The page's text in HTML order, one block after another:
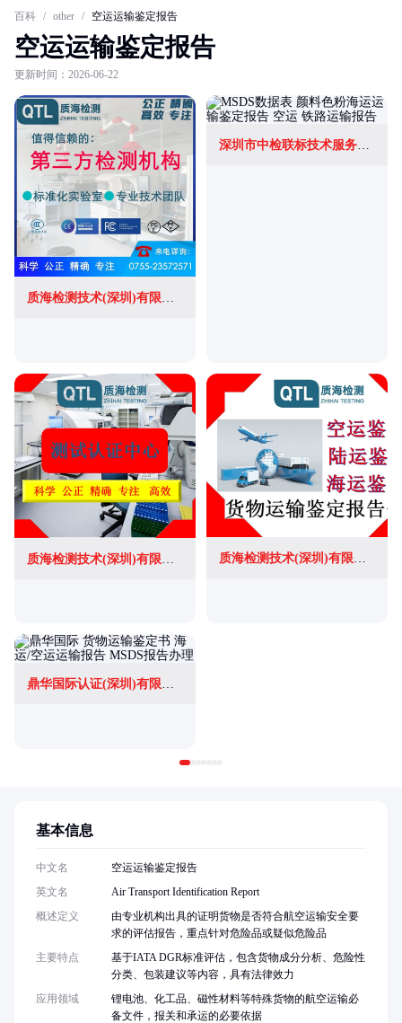
百科 / other / 空运运输鉴定报告
空运运输鉴定报告
更新时间：2026-06-22
质海检测技术(深圳)有限公司
深圳市中检联标技术服务有限公司
鼎华国际认证(深圳)有限公司
基本信息
中文名
空运运输鉴定报告
英文名
Air Transport Identification Report
概述定义
由专业机构出具的证明货物是否符合航空运输安全要
求的评估报告，重点针对危险品或疑似危险品
主要特点
基于IATA DGR标准评估，包含货物成分分析、危险性
分类、包装建议等内容，具有法律效力
应用领域
锂电池、化工品、磁性材料等特殊货物的航空运输必
备文件，报关和承运的必要依据